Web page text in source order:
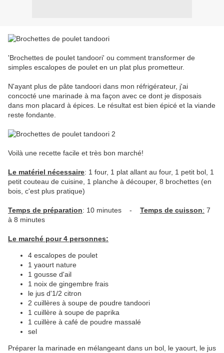
'Brochettes de poulet tandoori' ou comment transformer de
simples escalopes de poulet en un plat plus prometteur.
N'ayant plus de pâte tandoori dans mon réfrigérateur, j'ai
concocté une marinade à ma façon avec ce dont je disposais
dans mon placard à épices. Le résultat est bien épicé et la viande
reste fondante.
Voilà une recette facile et très bon marché!
Le matériel nécessaire: 1 four, 1 plat allant au four, 1 petit bol, 1
petit couteau de cuisine, 1 planche à découper, 8 brochettes (en
bois, c'est plus pratique)
Temps de préparation: 10 minutes - Temps de cuisson: 7
à 8 minutes
Le marché pour 4 personnes:
4 escalopes de poulet
1 yaourt nature
1 gousse d'ail
1 noix de gingembre frais
le jus d'1/2 citron
2 cuillères à soupe de poudre tandoori
1 cuillère à soupe de paprika
1 cuillère à café de poudre massalé
sel
Préparer la marinade en mélangeant dans un bol, le yaourt, le jus